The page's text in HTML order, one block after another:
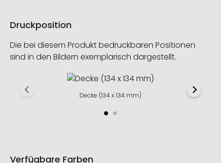
Druckposition
Die bei diesem Produkt bedruckbaren Positionen
sind in den Bildern exemplarisch dargestellt.
Decke (134 x 134 mm)
Verfügbare Farben